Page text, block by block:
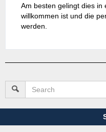
Am besten gelingt dies in
willkommen ist und die
werden.